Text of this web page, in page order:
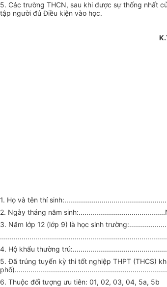
5. Các trường THCN, sau khi được sự thống nhất
tập người đủ Điều kiện vào học.
1. Họ và tên thí
2. Ngày tháng năm
3. Năm lớp 12 (lớp 9) là học sinh
4. Hộ khẩu thường
5. Đã trúng tuyển kỳ thi tốt nghiệp THPT (THCS)
6. Thuộc đối tượng ưu tiên: 01, 02, 03, 04, 5a, 5b